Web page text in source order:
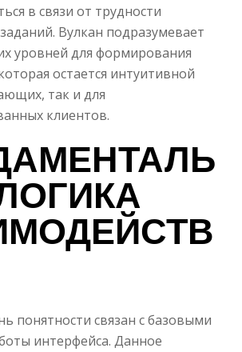
в связи от трудности
Вулкан подразумевает
уровней для формирования
остается интуитивной
так и для
клиентов.
понятности связан с базовыми
интерфейса. Данное